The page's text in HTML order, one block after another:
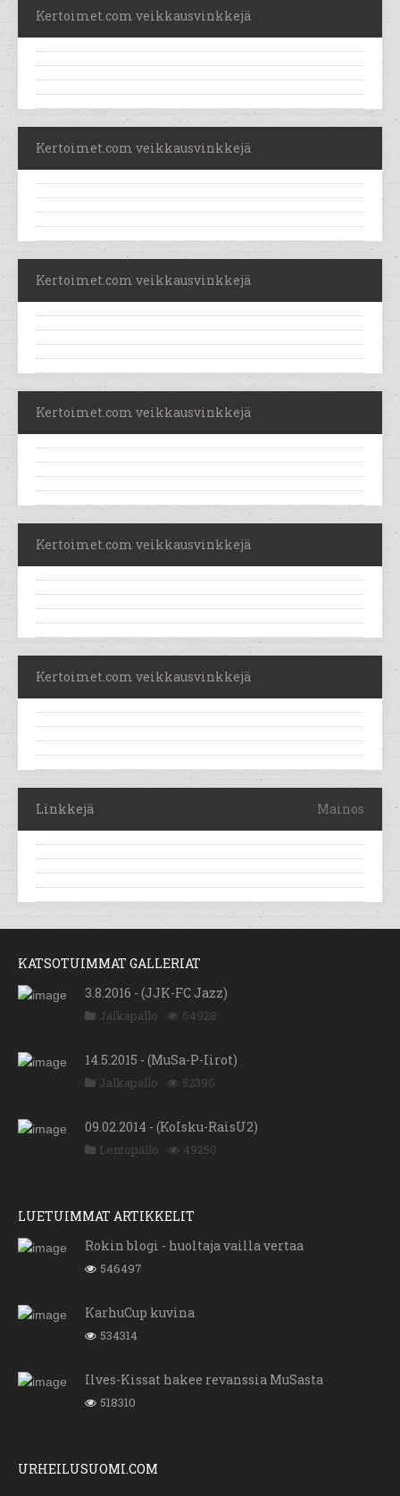
Kertoimet.com veikkausvinkkejä
Kertoimet.com veikkausvinkkejä
Kertoimet.com veikkausvinkkejä
Kertoimet.com veikkausvinkkejä
Kertoimet.com veikkausvinkkejä
Kertoimet.com veikkausvinkkejä
Linkkejä Mainos
KATSOTUIMMAT GALLERIAT
3.8.2016 - (JJK-FC Jazz)
Jalkapallo 64928
14.5.2015 - (MuSa-P-Iirot)
Jalkapallo 52396
09.02.2014 - (KoIsku-RaisU2)
Lentopallo 49250
LUETUIMMAT ARTIKKELIT
Rokin blogi - huoltaja vailla vertaa
546497
KarhuCup kuvina
534314
Ilves-Kissat hakee revanssia MuSasta
518310
URHEILUSUOMI.COM